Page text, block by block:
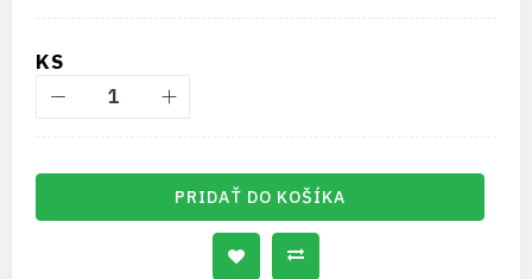
KS
PRIDAŤ DO KOŠÍKA